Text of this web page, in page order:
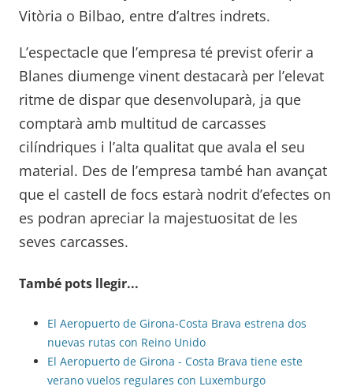
Vitòria o Bilbao, entre d’altres indrets.
L’espectacle que l’empresa té previst oferir a
Blanes diumenge vinent destacarà per l’elevat
ritme de dispar que desenvoluparà, ja que
comptarà amb multitud de carcasses
cilíndriques i l’alta qualitat que avala el seu
material. Des de l’empresa també han avançat
que el castell de focs estarà nodrit d’efectes on
es podran apreciar la majestuositat de les
seves carcasses.
També pots llegir...
El Aeropuerto de Girona-Costa Brava estrena dos
nuevas rutas con Reino Unido
El Aeropuerto de Girona - Costa Brava tiene este
verano vuelos regulares con Luxemburgo